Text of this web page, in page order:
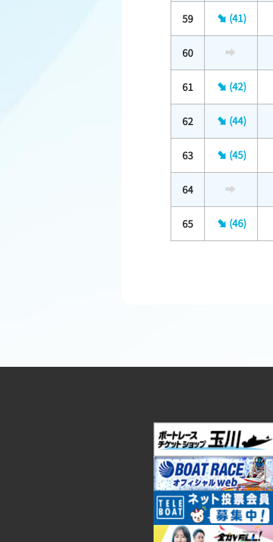
59 (41)
60
61 (42)
62 (44)
63 (45)
64
65 (46)